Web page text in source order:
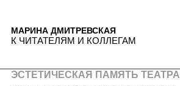
МАРИНА ДМИТРЕВСКАЯ
К ЧИТАТЕЛЯМ И КОЛЛЕГАМ
ЭСТЕТИЧЕСКАЯ ПАМЯТЬ ТЕАТРА